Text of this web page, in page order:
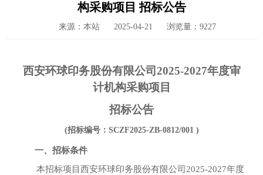
构采购项目 招标公告
来源：本站 2025-04-21 浏览量：9227
西安环球印务股份有限公司 2025-2027年度审
计机构采购项目
招标公告
(招标编号： SCZF2025-ZB-0812/001 )
一、招标条件
本招标项目西安环球印务股份有限公司 2025-2027年度